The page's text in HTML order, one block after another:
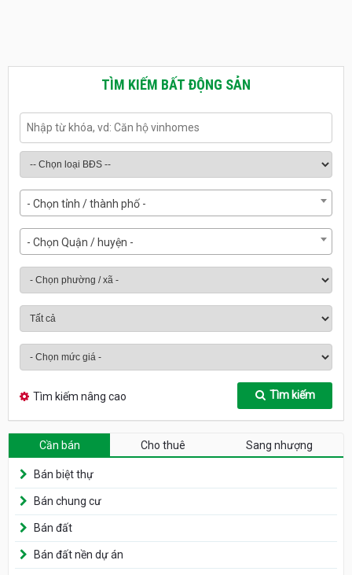
TÌM KIẾM BẤT ĐỘNG SẢN
- Chọn tỉnh / thành phố -
- Chọn Quận / huyện -
Tìm kiếm nâng cao Tìm kiếm
Cần bán Cho thuê Sang nhượng
Bán biệt thự
Bán chung cư
Bán đất
Bán đất nền dự án